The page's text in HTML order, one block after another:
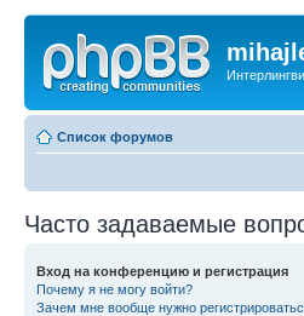
Список форумов
Часто задаваемые
Вход на конференцию и регистрация
Почему я не могу войти?
Зачем мне вообще нужно